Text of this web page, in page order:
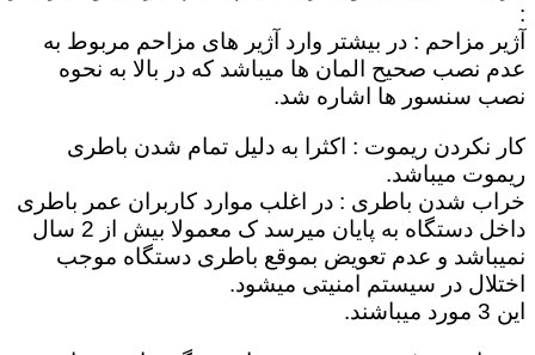
:
آژیر مزاحم : در بیشتر وارد آژیر های مزاحم مربوط به
عدم نصب صحیح المان ها میباشد که در بالا به نحوه
نصب سنسور ها اشاره شد.
کار نکردن ریموت : اکثرا به دلیل تمام شدن باطری
ریموت میباشد.
خراب شدن باطری : در اغلب موارد کاربران عمر باطری
داخل دستگاه به پایان میرسد ک معمولا بیش از 2 سال
نمیباشد و عدم تعویض بموقع باطری دستگاه موجب
اختلال در سیستم امنیتی میشود.
این 3 مورد میباشند.